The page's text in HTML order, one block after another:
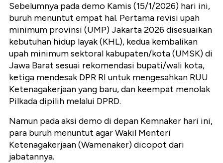
Sebelumnya pada demo Kamis (15/1/2026) hari ini,
buruh menuntut empat hal. Pertama revisi upah
minimum provinsi (UMP) Jakarta 2026 disesuaikan
kebutuhan hidup layak (KHL), kedua kembalikan
upah minimum sektoral kabupaten/kota (UMSK) di
Jawa Barat sesuai rekomendasi bupati/wali kota,
ketiga mendesak DPR RI untuk mengesahkan RUU
Ketenagakerjaan yang baru, dan keempat menolak
Pilkada dipilih melalui DPRD.
Namun pada aksi demo di depan Kemnaker hari ini,
para buruh menuntut agar Wakil Menteri
Ketenagakerjaan (Wamenaker) dicopot dari
jabatannya.